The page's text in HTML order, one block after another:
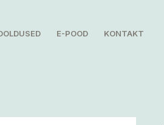
E-POOD KONTAKT